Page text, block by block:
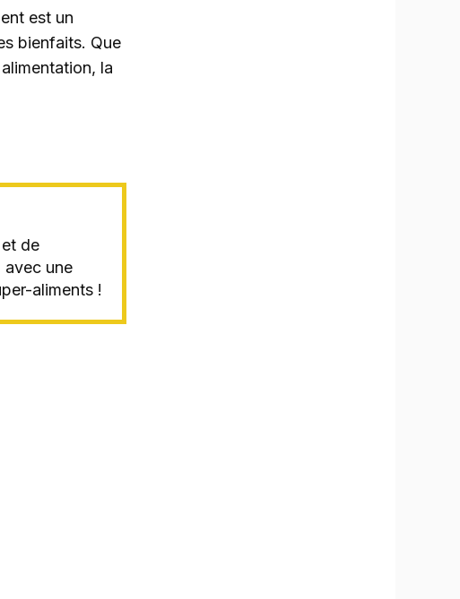
est un
bienfaits. Que
la
de
avec une
aliments !